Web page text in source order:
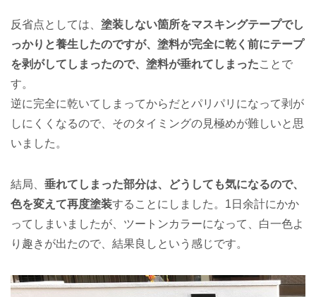
反省点としては、 塗装しない箇所をマスキングテープでし
っかりと養生したのですが、塗料が完全に乾く前にテープ
を剥がしてしまったので、塗料が垂れてしまったことで
す。
逆に完全に乾いてしまってからだとパリパリになって剥が
しにくくなるので、そのタイミングの見極めが難しいと思
いました。
結局、 垂れてしまった部分は、どうしても気になるので、
色を変えて再度塗装することにしました。1日余計にかか
ってしまいましたが、ツートンカラーになって、白一色よ
り趣きが出たので、結果良しという感じです。